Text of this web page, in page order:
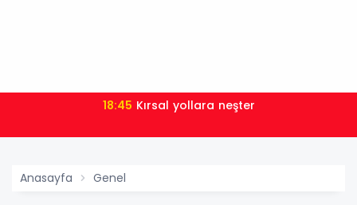
18:45 Kırsal yollara neşter
Anasayfa Genel